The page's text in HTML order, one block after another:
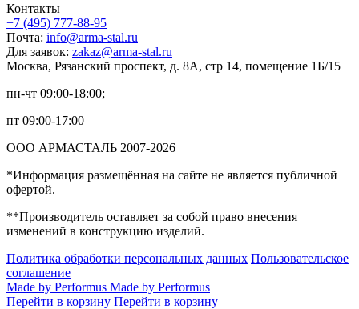
Контакты
+7 (495) 777-88-95
Почта: info@arma-stal.ru
Для заявок: zakaz@arma-stal.ru
Москва, Рязанский проспект, д. 8А, стр 14, помещение 1Б/15
пн-чт 09:00-18:00;
пт 09:00-17:00
ООО АРМАСТАЛЬ 2007-2026
*Информация размещённая на сайте не является публичной
офертой.
**Производитель оставляет за собой право внесения
изменений в конструкцию изделий.
Политика обработки персональных данных Пользовательское
соглашение
Made by Performus Made by Performus
Перейти в корзину Перейти в корзину